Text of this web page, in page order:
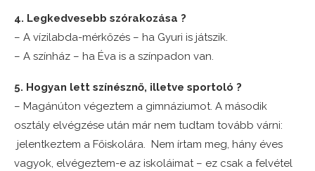
4. Legkedvesebb szórakozása ?
– A vízilabda-mérkőzés – ha Gyuri is játszik.
– A színház – ha Éva is a színpadon van.
5. Hogyan lett színésznő, illetve sportoló ?
– Magánúton végeztem a gimnáziumot. A második
osztály elvégzése után már nem tudtam tovább várni:
jelentkeztem a Főiskolára. Nem írtam meg, hány éves
vagyok, elvégeztem-e az iskoláimat – ez csak a felvétel